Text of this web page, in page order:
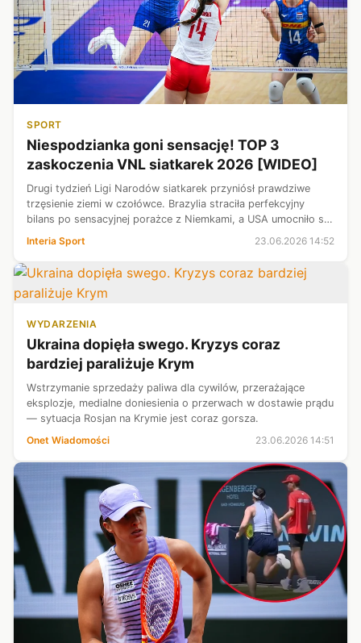
SPORT
Niespodzianka goni sensację! TOP 3
zaskoczenia VNL siatkarek 2026 [WIDEO]
Drugi tydzień Ligi Narodów siatkarek przyniósł prawdziwe
trzęsienie ziemi w czołówce. Brazylia straciła perfekcyjny
bilans po sensacyjnej porażce z Niemkami, a USA umocniło się
na pozycji lidera po efektownym zwycięstwie nad Włochami.
Różnice w tabel...
Interia Sport 23.06.2026 14:52
WYDARZENIA
Ukraina dopięła swego. Kryzys coraz
bardziej paraliżuje Krym
Wstrzymanie sprzedaży paliwa dla cywilów, przerażające
eksplozje, medialne doniesienia o przerwach w dostawie prądu
— sytuacja Rosjan na Krymie jest coraz gorsza.
Onet Wiadomości
23.06.2026 14:51